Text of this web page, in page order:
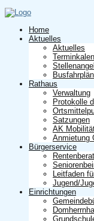
Home
Aktuelles
Aktuelles
Rathaus
Verwaltung
Protokolle
Satzungen
AK
Anmietung
Bürgerservice
Leitfaden
Jugend/
Einrichtungen